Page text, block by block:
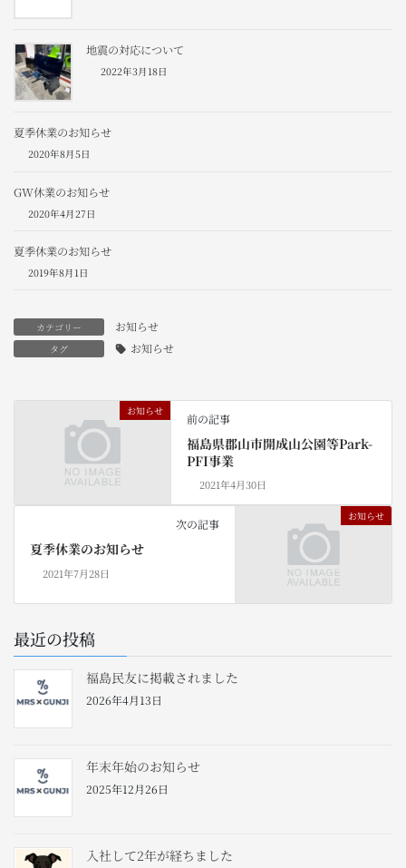
地震の対応について
2022年3月18日
夏季休業のお知らせ
2020年8月5日
GW休業のお知らせ
2020年4月27日
夏季休業のお知らせ
2019年8月1日
カテゴリー お知らせ
タグ お知らせ
お知らせ
前の記事
福島県郡山市開成山公園等Park-
PFI事業
2021年4月30日
お知らせ
次の記事
夏季休業のお知らせ
2021年7月28日
最近の投稿
福島民友に掲載されました
2026年4月13日
年末年始のお知らせ
2025年12月26日
入社して2年が経ちました